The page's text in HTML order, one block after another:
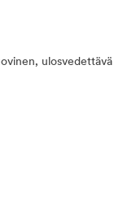
ulosvedettävä